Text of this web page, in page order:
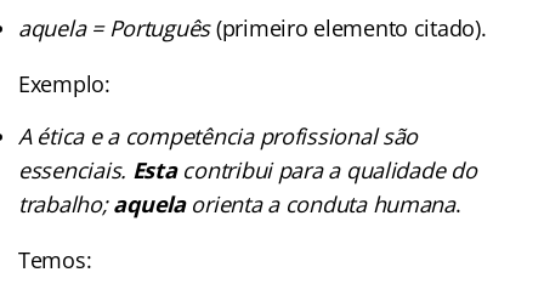
aquela = Português(primeiro elemento citado).
Exemplo:
A ética e a competência profissional são
essenciais. Estacontribui para a qualidade do
trabalho;aquelaorienta a conduta humana.
Temos: